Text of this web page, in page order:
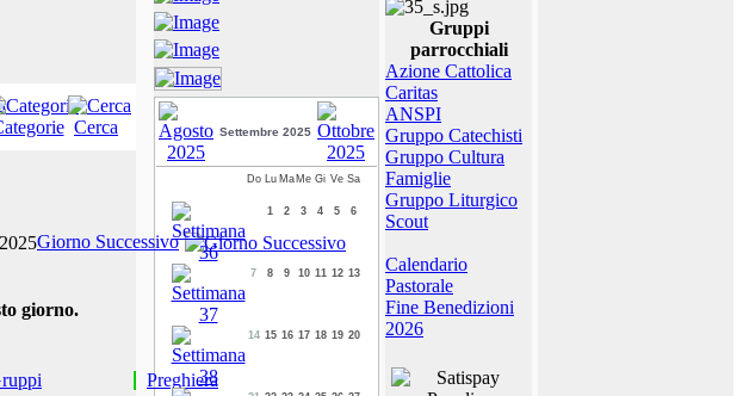
Cerca
Giorno Successivo
giorno.
Preghiera
Settembre 2025
Do Lu Ma Me Gi Ve Sa
1 2 3 4 5 6
7 8 9 10 11 12 13
14 15 16 17 18 19 20
Gruppi
parrocchiali
Azione Cattolica
Caritas
ANSPI
Gruppo Catechisti
Gruppo Cultura
Famiglie
Gruppo Liturgico
Scout
Calendario
Pastorale
Fine Benedizioni
2026